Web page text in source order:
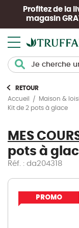
Profitez de la
magasin
RETOUR
Accueil
Maison &
Kit de 2 pots à glace
MES
pots à
Réf. : da204318
PROMO